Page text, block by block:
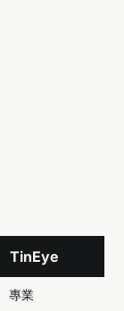
TinEye
專業